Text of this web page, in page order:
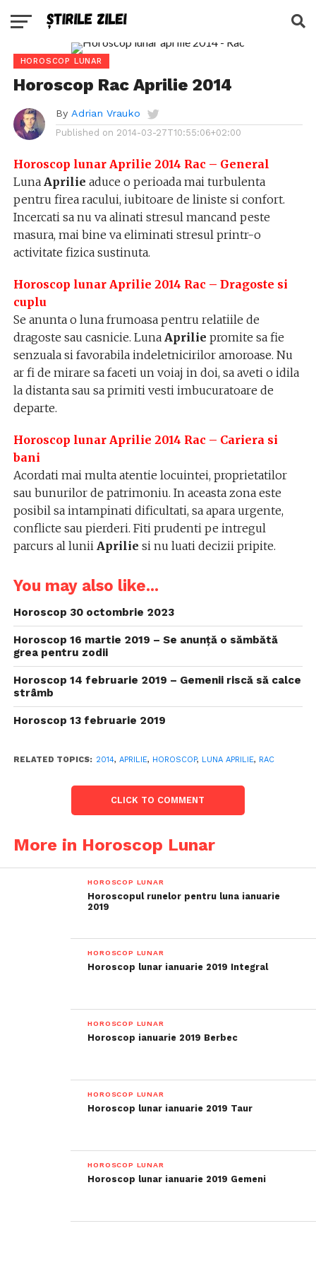
HOROSCOP LUNAR
Horoscop Rac Aprilie 2014
By Adrian Vrauko
Published on 2014-03-27T10:55:06+02:00
Horoscop lunar Aprilie 2014 Rac – General
Luna Aprilie aduce o perioada mai turbulenta
pentru firea racului, iubitoare de liniste si confort.
Incercati sa nu va alinati stresul mancand peste
masura, mai bine va eliminati stresul printr-o
activitate fizica sustinuta.
Horoscop lunar Aprilie 2014 Rac – Dragoste si
cuplu
Se anunta o luna frumoasa pentru relatiile de
dragoste sau casnicie. Luna Aprilie promite sa fie
senzuala si favorabila indeletnicirilor amoroase. Nu
ar fi de mirare sa faceti un voiaj in doi, sa aveti o idila
la distanta sau sa primiti vesti imbucuratoare de
departe.
Horoscop lunar Aprilie 2014 Rac – Cariera si
bani
Acordati mai multa atentie locuintei, proprietatilor
sau bunurilor de patrimoniu. In aceasta zona este
posibil sa intampinati dificultati, sa apara urgente,
conflicte sau pierderi. Fiti prudenti pe intregul
parcurs al lunii Aprilie si nu luati decizii pripite.
You may also like...
Horoscop 30 octombrie 2023
Horoscop 16 martie 2019 – Se anunță o sămbătă
grea pentru zodii
Horoscop 14 februarie 2019 – Gemenii riscă să calce
strâmb
Horoscop 13 februarie 2019
RELATED TOPICS: 2014, APRILIE, HOROSCOP, LUNA APRILIE, RAC
CLICK TO COMMENT
More in Horoscop Lunar
HOROSCOP LUNAR
Horoscopul runelor pentru luna ianuarie
2019
HOROSCOP LUNAR
Horoscop lunar ianuarie 2019 Integral
HOROSCOP LUNAR
Horoscop ianuarie 2019 Berbec
HOROSCOP LUNAR
Horoscop lunar ianuarie 2019 Taur
HOROSCOP LUNAR
Horoscop lunar ianuarie 2019 Gemeni